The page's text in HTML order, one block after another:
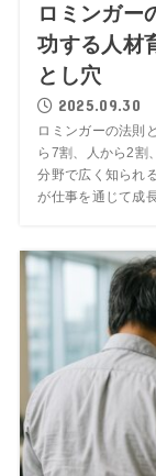
ロミンガー
功する人材
とし穴
2025.09.30
ロミンガーの法則
ら7割、人から2割
分野で広く知られ
が仕事を通じて成長